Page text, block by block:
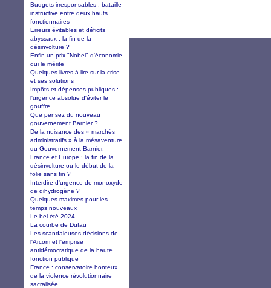
Budgets irresponsables : bataille
instructive entre deux hauts
fonctionnaires
Erreurs évitables et déficits
abyssaux : la fin de la
désinvolture ?
Enfin un prix "Nobel" d'économie
qui le mérite
Quelques livres à lire sur la crise
et ses solutions
Impôts et dépenses publiques :
l'urgence absolue d'éviter le
gouffre.
Que pensez du nouveau
gouvernement Barnier ?
De la nuisance des « marchés
administratifs » à la mésaventure
du Gouvernement Barnier.
France et Europe : la fin de la
désinvolture ou le début de la
folie sans fin ?
Interdire d'urgence de monoxyde
de dihydrogène ?
Quelques maximes pour les
temps nouveaux
Le bel été 2024
La courbe de Dufau
Les scandaleuses décisions de
l'Arcom et l'emprise
antidémocratique de la haute
fonction publique
France : conservatoire honteux
de la violence révolutionnaire
sacralisée